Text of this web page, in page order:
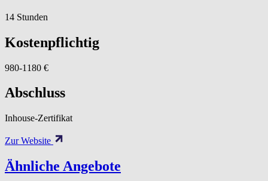
14 Stunden
Kostenpflichtig
980-1180 €
Abschluss
Inhouse-Zertifikat
Zur Website
Ähnliche Angebote